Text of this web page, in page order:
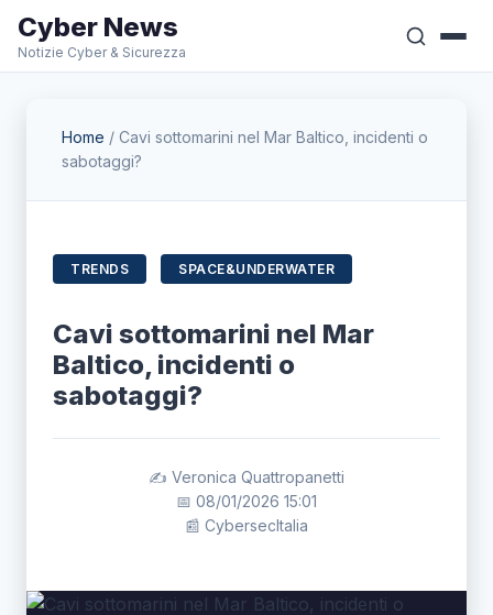
Cyber News
Notizie Cyber & Sicurezza
Home / Cavi sottomarini nel Mar Baltico, incidenti o
sabotaggi?
TRENDS SPACE&UNDERWATER
Cavi sottomarini nel Mar
Baltico, incidenti o
sabotaggi?
✍️ Veronica Quattropanetti
📅 08/01/2026 15:01
📰 CybersecItalia